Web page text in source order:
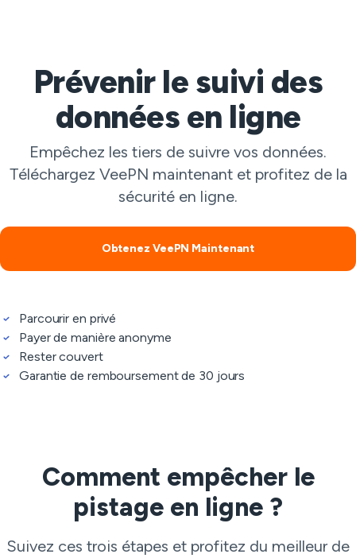
Prévenir le suivi des
données en ligne
Empêchez les tiers de suivre vos données.
Téléchargez VeePN maintenant et profitez de la
sécurité en ligne.
Obtenez VeePN Maintenant
Parcourir en privé
Payer de manière anonyme
Rester couvert
Garantie de remboursement de 30 jours
Comment empêcher le
pistage en ligne ?
Suivez ces trois étapes et profitez du meilleur de